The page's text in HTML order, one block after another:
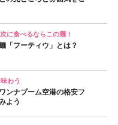
に食べるならこの麺！
「フーティウ」とは？
わう
ンナプーム空港の格安フ
よう